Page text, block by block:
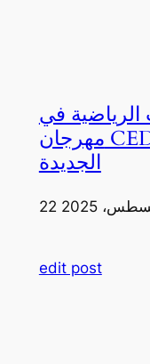
الرياضية في
مهرجان CED Sportival بالعلمين
الجديدة
2025
edit post